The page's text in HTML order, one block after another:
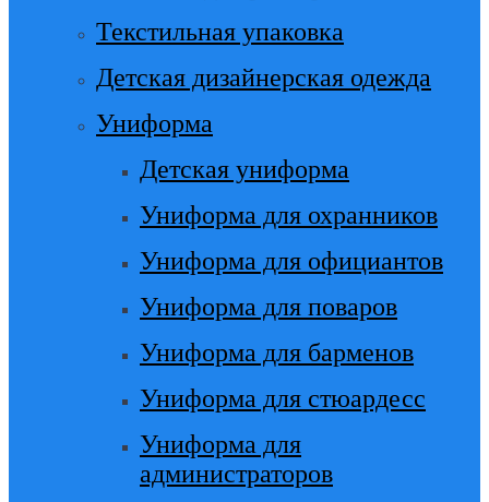
Текстильная упаковка
Детская дизайнерская одежда
Униформа
Детская униформа
Униформа для охранников
Униформа для официантов
Униформа для поваров
Униформа для барменов
Униформа для стюардесс
Униформа для
администраторов